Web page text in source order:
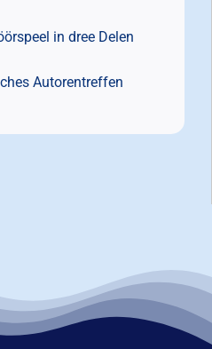
in dree Delen
Autorentreffen